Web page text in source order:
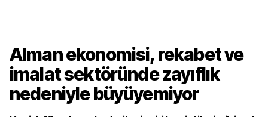
Alman ekonomisi, rekabet ve
imalat sektöründe zayıflık
nedeniyle büyüyemiyor